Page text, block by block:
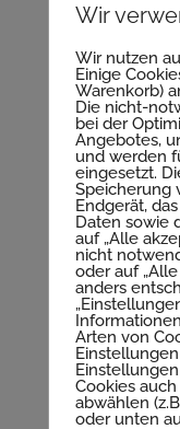
Reife und Alte
Deine E-Mail-
Erforderliche
Wir
Wir nutzen
Einige
Warenkorb)
Die nicht-
bei der
Angebotes,
und werden
eingesetzt.
Speicherung
Endgerät,
Daten sowie
auf „Alle
nicht
oder auf
anders
Arten von
Cookies
abwählen
oder unten